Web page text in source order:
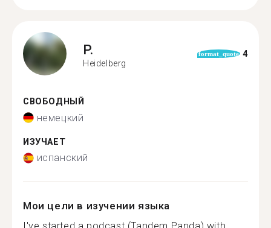
P.
Heidelberg
format_quote 4
СВОБОДНЫЙ
немецкий
ИЗУЧАЕТ
испанский
Мои цели в изучении языка